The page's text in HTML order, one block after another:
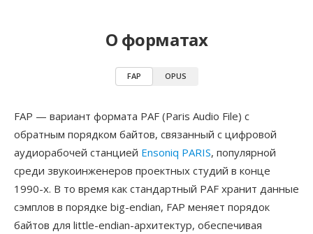
О форматах
FAP OPUS
FAP — вариант формата PAF (Paris Audio File) с
обратным порядком байтов, связанный с цифровой
аудиорабочей станцией Ensoniq PARIS, популярной
среди звукоинженеров проектных студий в конце
1990-х. В то время как стандартный PAF хранит данные
сэмплов в порядке big-endian, FAP меняет порядок
байтов для little-endian-архитектур, обеспечивая